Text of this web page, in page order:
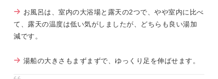
お風呂は、室内の大浴場と露天の2つで、やや室内に比べ
て、露天の温度は低い気がしましたが、どちらも良い湯加
減です。
湯船の大きさもまずまずで、ゆっくり足を伸ばせます。